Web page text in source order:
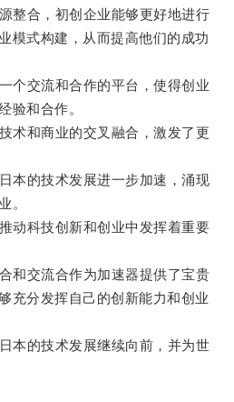
合，初创企业能够更好地进行
模式构建，从而提高他们的成功
交流和合作的平台，使得创业
验和合作。
和商业的交叉融合，激发了更
的技术发展进一步加速，涌现
。
科技创新和创业中发挥着重要
交流合作为加速器提供了宝贵
充分发挥自己的创新能力和创业
的技术发展继续向前，并为世